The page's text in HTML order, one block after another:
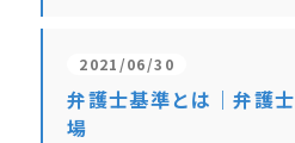
2021/06/30
弁護士基準とは｜弁護
場